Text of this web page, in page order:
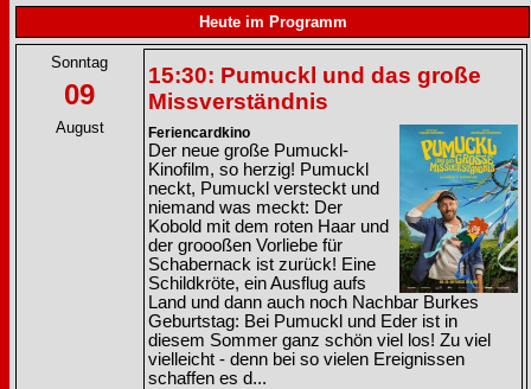
Heute im Programm
Sonntag
09
August
15:30: Pumuckl und das große
Missverständnis
Feriencardkino
Der neue große Pumuckl-
Kinofilm, so herzig! Pumuckl
neckt, Pumuckl versteckt und
niemand was meckt: Der
Kobold mit dem roten Haar und
der groooßen Vorliebe für
Schabernack ist zurück! Eine
Schildkröte, ein Ausflug aufs
Land und dann auch noch Nachbar Burkes
Geburtstag: Bei Pumuckl und Eder ist in
diesem Sommer ganz schön viel los! Zu viel
vielleicht - denn bei so vielen Ereignissen
schaffen es d...